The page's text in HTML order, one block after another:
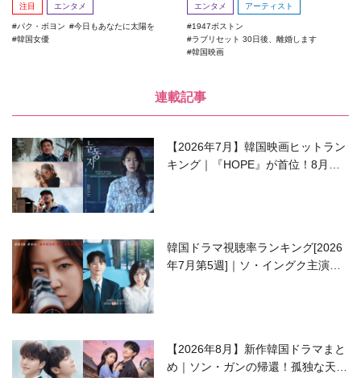
注目 エンタメ
パク・ボヨン
今日もあなたに太陽を
韓国女優
エンタメ アーティスト
1947ボストン
ラブリセット 30日後、離婚します
韓国映画
連載記事
【2026年7月】韓国映画ヒットラン
キング｜『HOPE』が首位！8月公
韓国ドラマ視聴率ランキング[2026
年7月第5週]｜ソ・イングク主演の
【2026年8月】新作韓国ドラマまと
め｜ソン・ガンの帰還！孤独な天才